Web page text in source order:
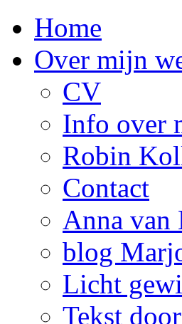
Home
Over mijn
CV
Info over
Robin
Contact
Anna van
blog
Licht
Tekst